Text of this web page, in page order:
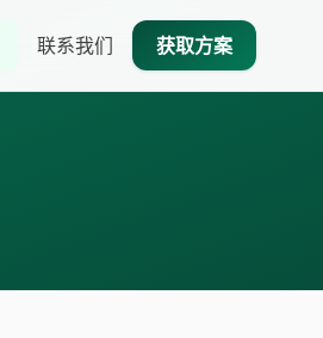
联系我们 获取方案